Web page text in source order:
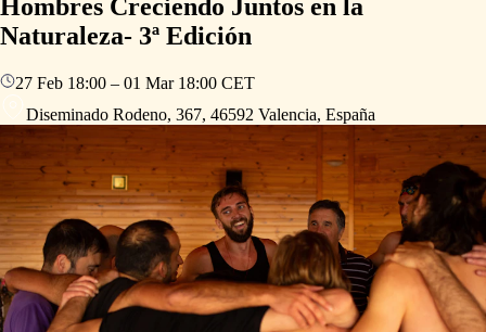
Hombres Creciendo Juntos en la
Naturaleza- 3ª Edición
27 Feb 18:00 – 01 Mar 18:00 CET
Diseminado Rodeno, 367, 46592 Valencia, España